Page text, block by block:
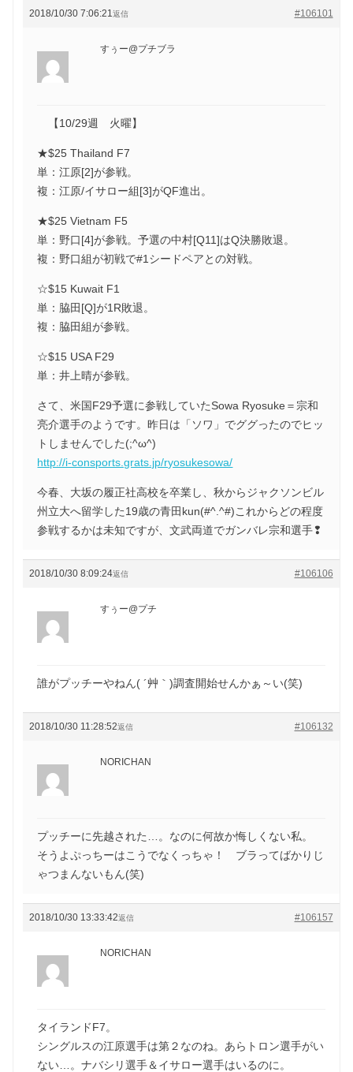
2018/10/30 7:06:21 #106101
返信
すぅー@プチブラ
【10/29週 火曜】
★$25 Thailand F7
単：江原[2]が参戦。
複：江原/イサロー組[3]がQF進出。
★$25 Vietnam F5
単：野口[4]が参戦。予選の中村[Q11]はQ決勝敗退。
複：野口組が初戦で#1シードペアとの対戦。
☆$15 Kuwait F1
単：脇田[Q]が1R敗退。
複：脇田組が参戦。
☆$15 USA F29
単：井上晴が参戦。
さて、米国F29予選に参戦していたSowa Ryosuke＝宗和
亮介選手のようです。昨日は「ソワ」でググったのでヒッ
トしませんでした(;^ω^)
http://i-consports.grats.jp/ryosukesowa/
今春、大坂の履正社高校を卒業し、秋からジャクソンビル
州立大へ留学した19歳の青田kun(#^.^#)これからどの程度
参戦するかは未知ですが、文武両道でガンバレ宗和選手❢
2018/10/30 8:09:24 #106106
返信
すぅー@プチ
誰がプッチーやねん( ´艸｀)調査開始せんかぁ～い(笑)
2018/10/30 11:28:52 #106132
返信
NORICHAN
プッチーに先越された…。なのに何故か悔しくない私。
そうよぷっちーはこうでなくっちゃ！ ブラってばかりじ
ゃつまんないもん(笑)
2018/10/30 13:33:42 #106157
返信
NORICHAN
タイランドF7。
シングルスの江原選手は第２なのね。あらトロン選手がい
ない…。ナバシリ選手＆イサロー選手はいるのに。